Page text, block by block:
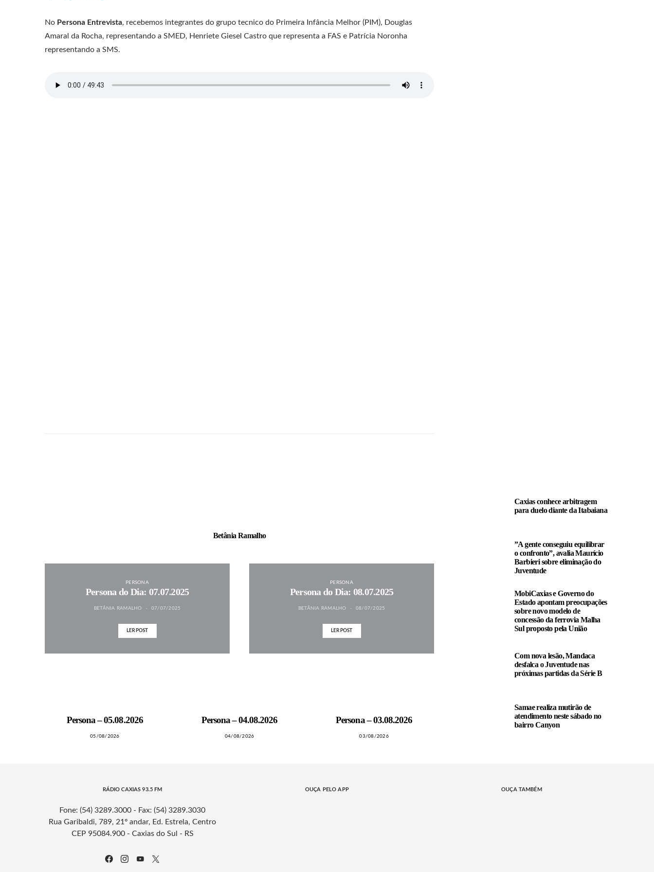
No Persona Entrevista, recebemos integrantes do grupo tecnico do Primeira Infância Melhor (PIM), Douglas
Amaral da Rocha, representando a SMED, Henriete Giesel Castro que representa a FAS e Patrícia Noronha
representando a SMS.
Betânia Ramalho
PERSONA
Persona do Dia: 07.07.2025
BETÂNIA RAMALHO 07/07/2025
LER POST
PERSONA
Persona do Dia: 08.07.2025
BETÂNIA RAMALHO 08/07/2025
LER POST
Persona – 05.08.2026
05/08/2026
Persona – 04.08.2026
04/08/2026
Persona – 03.08.2026
03/08/2026
Caxias conhece arbitragem
para duelo diante da Itabaiana
”A gente conseguiu equilibrar
o confronto”, avalia Maurício
Barbieri sobre eliminação do
Juventude
MobiCaxias e Governo do
Estado apontam preocupações
sobre novo modelo de
concessão da ferrovia Malha
Sul proposto pela União
Com nova lesão, Mandaca
desfalca o Juventude nas
próximas partidas da Série B
Samae realiza mutirão de
atendimento neste sábado no
bairro Canyon
RÁDIO CAXIAS 93.5 FM
Fone: (54) 3289.3000 - Fax: (54) 3289.3030
Rua Garibaldi, 789, 21º andar, Ed. Estrela, Centro
CEP 95084.900 - Caxias do Sul - RS
OUÇA PELO APP OUÇA TAMBÉM